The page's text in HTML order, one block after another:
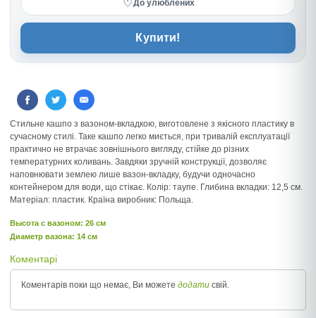
♡До улюблених
Купити!
Стильне кашпо з вазоном-вкладкою, виготовлене з якісного пластику в
сучасному стилі. Таке кашпо легко миється, при тривалій експлуатації
практично не втрачає зовнішнього вигляду, стійке до різних
температурних коливань. Завдяки зручній конструкції, дозволяє
наповнювати землею лише вазон-вкладку, будучи одночасно
контейнером для води, що стікає. Колір: таупе. Глибина вкладки: 12,5 см.
Матеріал: пластик. Країна виробник: Польща.
Высота c вазоном: 26 см
Диаметр вазона: 14 см
Коментарі
Коментарів поки що немає, Ви можете додати свій.